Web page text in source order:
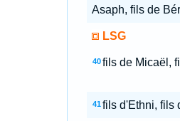
Asaph, fils de
LSG
40 fils de Micaël,
41 fils d'Ethni, fils